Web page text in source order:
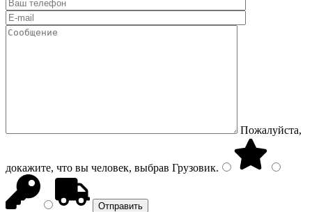
Пожалуйста,
докажите, что вы человек, выбрав Грузовик.